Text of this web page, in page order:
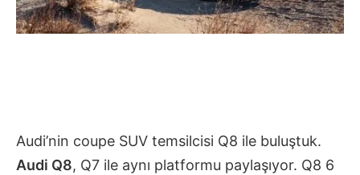
Audi’nin coupe SUV temsilcisi Q8 ile buluştuk.
Audi Q8, Q7 ile aynı platformu paylaşıyor. Q8 6